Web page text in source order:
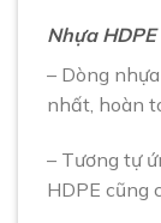
Nhựa
– Dòng
nhất, hoàn
– Tương tự
HDPE cũng